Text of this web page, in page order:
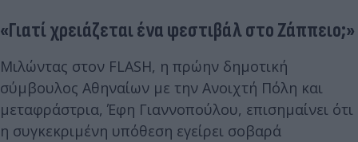
«Γιατί χρειάζεται ένα φεστιβάλ στο Ζάππειο;»
Μιλώντας στον FLASH, η πρώην δημοτική
σύμβουλος Αθηναίων με την Ανοιχτή Πόλη και
μεταφράστρια, Έφη Γιαννοπούλου, επισημαίνει ότι
η συγκεκριμένη υπόθεση εγείρει σοβαρά